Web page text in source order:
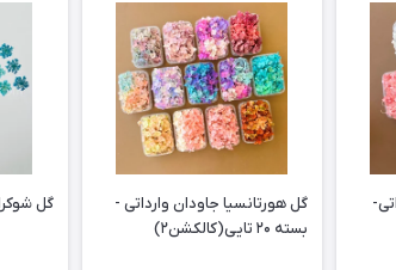
گل هورتانسیا جاودان وارداتی -
بسته ۲۰ تایی(کالکشن۲)
گل